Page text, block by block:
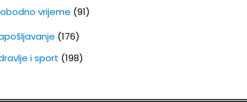
vrijeme (91)
(176)
i sport (198)